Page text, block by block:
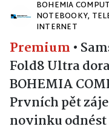
BOHEMIA
NOTEBOOKY,
INTERNET
Premium •
Fold8 Ultra
BOHEMIA
Prvních pět
novinku